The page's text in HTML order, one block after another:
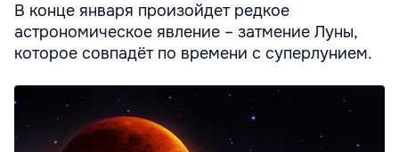
В конце января произойдет редкое
астрономическое явление – затмение Луны,
которое совпадёт по времени с суперлунием.